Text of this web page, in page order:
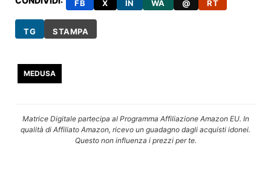
FB X IN WA @ RT
TG STAMPA
MEDUSA
Matrice Digitale partecipa al Programma Affiliazione Amazon EU. In
qualità di Affiliato Amazon, ricevo un guadagno dagli acquisti idonei.
Questo non influenza i prezzi per te.